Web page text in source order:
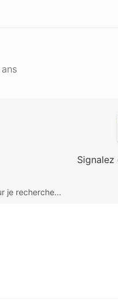
je recherche...